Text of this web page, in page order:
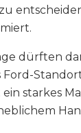
dürften
starkes